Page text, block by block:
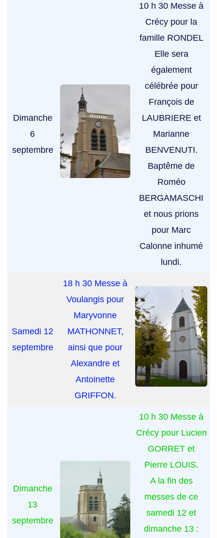
Dimanche
6
septembre
10 h 30 Messe à
Crécy pour la
famille RONDEL
Elle sera
également
célébrée pour
François de
LAUBRIERE et
Marianne
BENVENUTI.
Baptême de
Roméo
BERGAMASCHI
et nous prions
pour Marc
Calonne inhumé
lundi.
Samedi 12
septembre
18 h 30 Messe à
Voulangis pour
Maryvonne
MATHONNET,
ainsi que pour
Alexandre et
Antoinette
GRIFFON.
Dimanche
13
septembre
10 h 30 Messe à
Crécy pour Lucien
GORRET et
Pierre LOUIS.
A la fin des
messes de ce
samedi 12 et
dimanche 13 :